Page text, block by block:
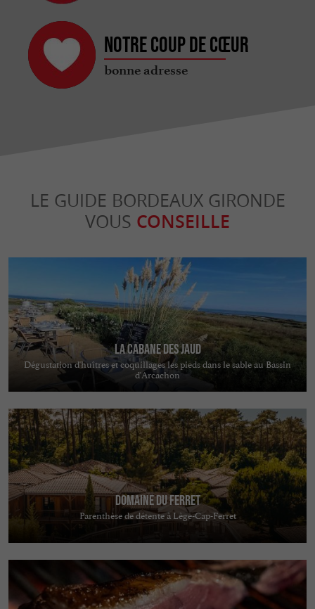
Notre coup de cœur
bonne adresse
LE GUIDE BORDEAUX GIRONDE
VOUS CONSEILLE
La Cabane des Jaud
Dégustation d'huîtres et coquillages les pieds dans le sable au Bassin
d'Arcachon
Domaine du Ferret
Parenthèse de détente à Lège-Cap-Ferret